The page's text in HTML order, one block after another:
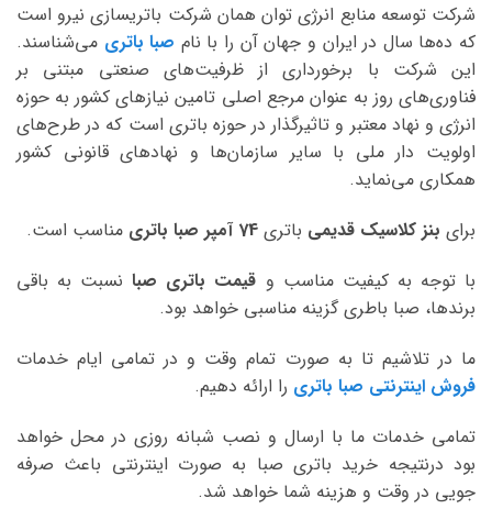
شرکت توسعه منابع انرژی توان همان شرکت باتریسازی نیرو است
که ده‌ها سال در ایران و جهان آن را با نام صبا باتری می‌شناسند.
این شرکت با برخورداری از ظرفیت‌های صنعتی مبتنی بر
فناوری‌های روز به عنوان مرجع اصلی تامین نیازهای کشور به حوزه
انرژی و نهاد معتبر و تاثیرگذار در حوزه باتری است که در طرح‌های
اولویت دار ملی با سایر سازمان‌ها و نهادهای قانونی کشور
همکاری می‌نماید.
برای بنز کلاسیک قدیمی باتری باتری مناسب است.
با توجه به کیفیت مناسب و قیمت باتری صبانسبت به باقی
برندها، صبا باطری گزینه مناسبی خواهد بود.
ما در تلاشیم تا به صورت تمام وقت و در تمامی ایام خدمات
فروش اینترنتی صبا باتری را ارائه دهیم.
تمامی خدمات ما با ارسال و نصب شبانه روزی در محل خواهد
بود درنتیجه خرید باتری صبا به صورت اینترنتی باعث صرفه
جویی در وقت و هزینه شما خواهد شد.